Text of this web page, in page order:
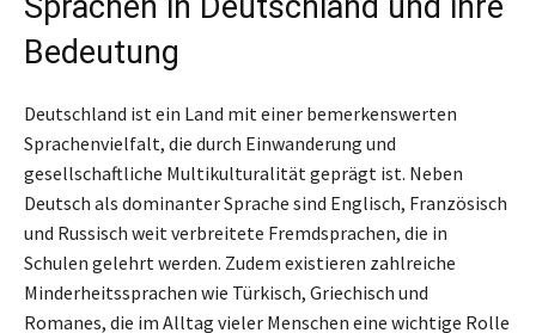
Bedeutung
Deutschland ist ein Land mit einer bemerkenswerten
Sprachenvielfalt, die durch Einwanderung und
gesellschaftliche Multikulturalität geprägt ist. Neben
Deutsch als dominanter Sprache sind Englisch, Französisch
und Russisch weit verbreitete Fremdsprachen, die in
Schulen gelehrt werden. Zudem existieren zahlreiche
Minderheitssprachen wie Türkisch, Griechisch und
Romanes, die im Alltag vieler Menschen eine wichtige Rolle